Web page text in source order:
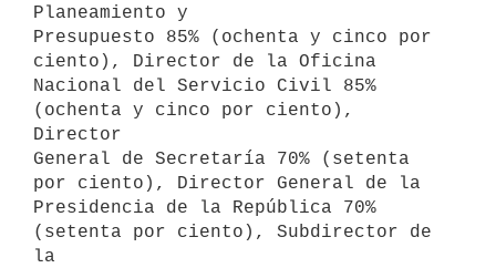
Planeamiento y
Presupuesto 85% (ochenta y cinco por
ciento), Director de la Oficina
Nacional del Servicio Civil 85%
(ochenta y cinco por ciento),
Director
General de Secretaría 70% (setenta
por ciento), Director General de la
Presidencia de la República 70%
(setenta por ciento), Subdirector de
la